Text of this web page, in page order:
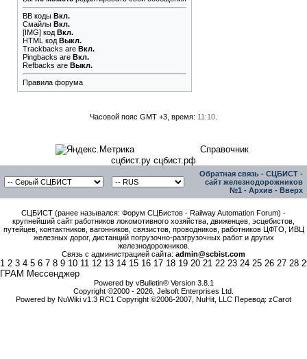
BB коды Вкл.
Смайлы Вкл.
[IMG] код Вкл.
HTML код Выкл.
Trackbacks are Вкл.
Pingbacks are Вкл.
Refbacks are Выкл.
Правила форума
Часовой пояс GMT +3, время: 11:10
Справочник
сцбист.ру сцбист.рф
Обратная связь - СЦБИСТ -
сайт железнодорожников
№1 - Архив - Вверх
СЦБИСТ (ранее назывался: Форум СЦБистов - Railway Automation Forum) -
крупнейший сайт работников локомотивного хозяйства, движенцев, эсцебистов,
путейцев, контактников, вагонников, связистов, проводников, работников ЦФТО, ИВЦ
железных дорог, дистанций погрузочно-разгрузочных работ и других
железнодорожников.
Связь с администрацией сайта: admin@scbist.com
1 2 3 4 5 6 7 8 9 10 11 12 13 14 15 16 17 18 19 20 21 22 23 24 25 26 27 28
ГРАМ Мессенджер
Powered by vBulletin® Version 3.8.1
Copyright ©2000 - 2026, Jelsoft Enterprises Ltd.
Powered by NuWiki v1.3 RC1 Copyright ©2006-2007, NuHit, LLC Перевод: zCarot